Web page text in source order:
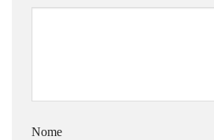
Nome